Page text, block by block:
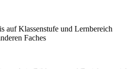
auf Klassenstufe und Lernbereich
Faches